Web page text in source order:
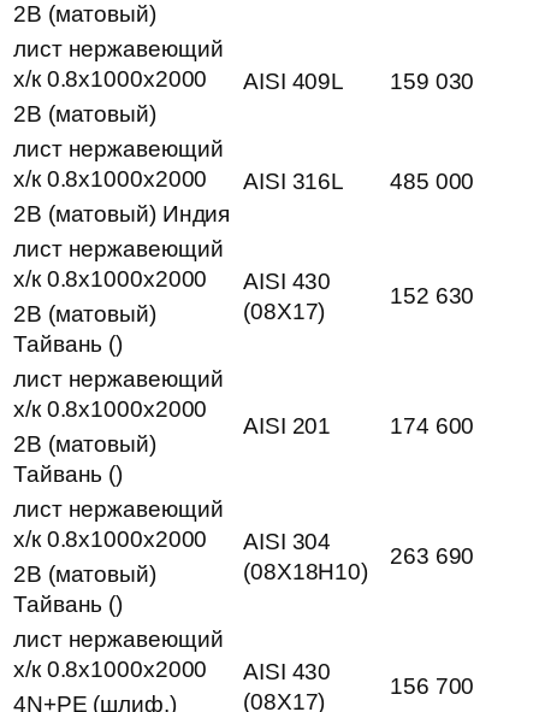
2B (матовый)
лист нержавеющий
х/к 0.8х1000х2000
AISI 409L
159 030
2B (матовый)
лист нержавеющий
х/к 0.8х1000х2000
AISI 316L
485 000
2B (матовый) Индия
лист нержавеющий
х/к 0.8х1000х2000
AISI 430
(08Х17)
152 630
2B (матовый)
Тайвань ()
лист нержавеющий
х/к 0.8х1000х2000
AISI 201 174 600
2B (матовый)
Тайвань ()
лист нержавеющий
х/к 0.8х1000х2000
AISI 304
(08Х18Н10)
263 690
2B (матовый)
Тайвань ()
лист нержавеющий
х/к 0.8х1000х2000
AISI 430
(08Х17)
156 700
4N+PE (шлиф.)